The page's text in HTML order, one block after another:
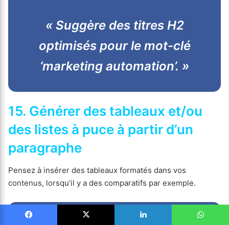
« Suggère des titres H2
optimisés pour le mot-clé
‘marketing automation’. »
15. Générer des tableaux et/ou
des listes à puce à partir d’un
paragraphe
Pensez à insérer des tableaux formatés dans vos
contenus, lorsqu’il y a des comparatifs par exemple.